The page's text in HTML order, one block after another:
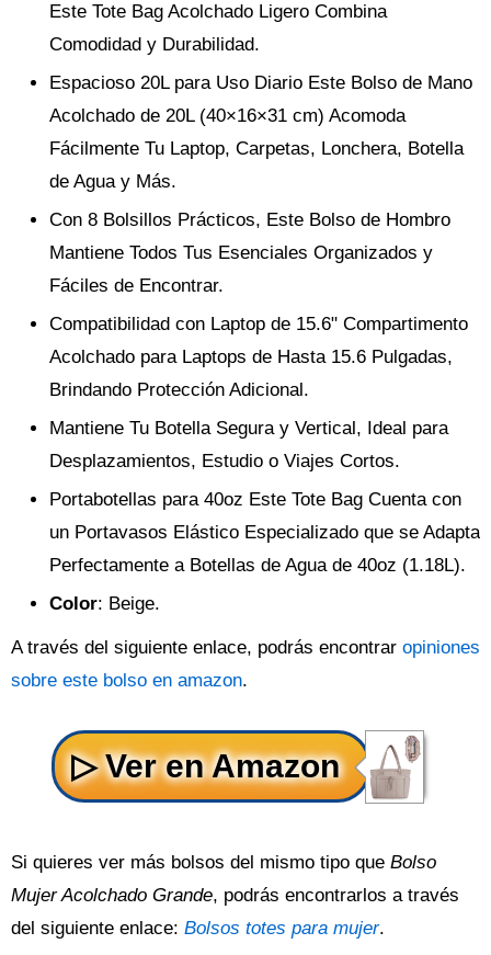
Este Tote Bag Acolchado Ligero Combina
Comodidad y Durabilidad.
Espacioso 20L para Uso Diario Este Bolso de Mano
Acolchado de 20L (40×16×31 cm) Acomoda
Fácilmente Tu Laptop, Carpetas, Lonchera, Botella
de Agua y Más.
Con 8 Bolsillos Prácticos, Este Bolso de Hombro
Mantiene Todos Tus Esenciales Organizados y
Fáciles de Encontrar.
Compatibilidad con Laptop de 15.6" Compartimento
Acolchado para Laptops de Hasta 15.6 Pulgadas,
Brindando Protección Adicional.
Mantiene Tu Botella Segura y Vertical, Ideal para
Desplazamientos, Estudio o Viajes Cortos.
Portabotellas para 40oz Este Tote Bag Cuenta con
un Portavasos Elástico Especializado que se Adapta
Perfectamente a Botellas de Agua de 40oz (1.18L).
Color: Beige.
A través del siguiente enlace, podrás encontrar opiniones
sobre este bolso en amazon.
Si quieres ver más bolsos del mismo tipo que Bolso
Mujer Acolchado Grande, podrás encontrarlos a través
del siguiente enlace: Bolsos totes para mujer.